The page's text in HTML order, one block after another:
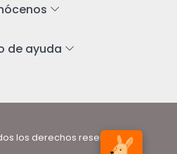
de ayuda
los derechos reservados.